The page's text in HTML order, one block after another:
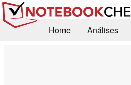
Home Análises